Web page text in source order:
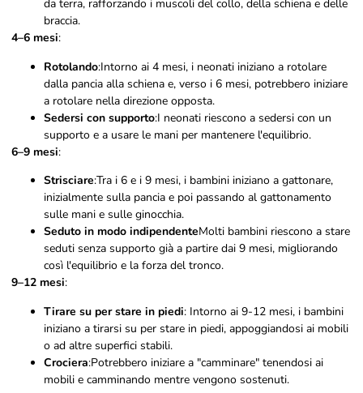
da terra, rafforzando i muscoli del collo, della schiena e delle
braccia.
4–6 mesi:
Rotolando:Intorno ai 4 mesi, i neonati iniziano a rotolare
dalla pancia alla schiena e, verso i 6 mesi, potrebbero iniziare
a rotolare nella direzione opposta.
Sedersi con supporto:I neonati riescono a sedersi con un
supporto e a usare le mani per mantenere l'equilibrio.
6–9 mesi:
Strisciare:Tra i 6 e i 9 mesi, i bambini iniziano a gattonare,
inizialmente sulla pancia e poi passando al gattonamento
sulle mani e sulle ginocchia.
Seduto in modo indipendenteMolti bambini riescono a stare
seduti senza supporto già a partire dai 9 mesi, migliorando
così l'equilibrio e la forza del tronco.
9–12 mesi:
Tirare su per stare in piedi: Intorno ai 9-12 mesi, i bambini
iniziano a tirarsi su per stare in piedi, appoggiandosi ai mobili
o ad altre superfici stabili.
Crociera:Potrebbero iniziare a "camminare" tenendosi ai
mobili e camminando mentre vengono sostenuti.